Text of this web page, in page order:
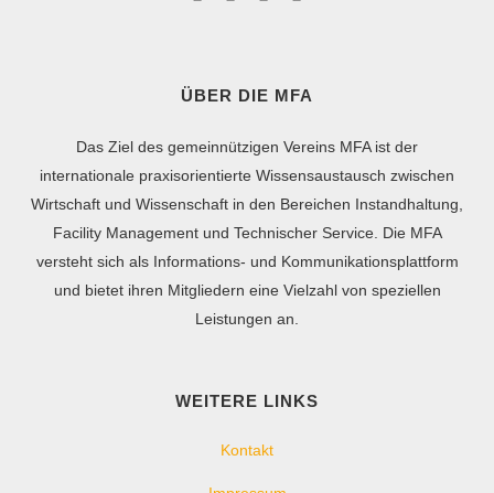
ÜBER DIE MFA
Das Ziel des gemeinnützigen Vereins MFA ist der
internationale praxisorientierte Wissensaustausch zwischen
Wirtschaft und Wissenschaft in den Bereichen Instandhaltung,
Facility Management und Technischer Service. Die MFA
versteht sich als Informations- und Kommunikationsplattform
und bietet ihren Mitgliedern eine Vielzahl von speziellen
Leistungen an.
WEITERE LINKS
Kontakt